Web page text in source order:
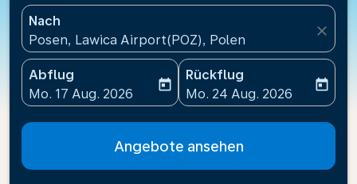
Nach
Posen, Lawica Airport(POZ), Polen
close
Abflug
fc-booking-departure-date-aria-label
Mo. 17 Aug. 2026
today
Rückflug
fc-booking-return-date-
Mo. 24 Aug. 2026
today
Angebote ansehen